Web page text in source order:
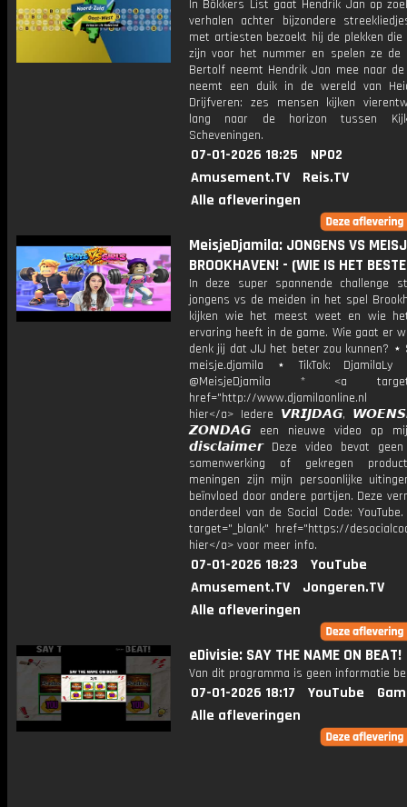
In Bökkers List gaat Hendrik Jan op
verhalen achter bijzondere
met artiesten bezoekt hij de plekken die
zijn voor het nummer en spelen ze de
Bertolf neemt Hendrik Jan mee naar
neemt een duik in de wereld van
Drijfveren: zes mensen kijken
lang naar de horizon tussen
Scheveningen.
07-01-2026 18:25
NPO2
Amusement.TV
Reis.TV
Alle afleveringen
MeisjeDjamila: JONGENS VS
BROOKHAVEN! - (WIE IS HET
In deze super spannende challenge
jongens vs de meiden in het spel
kijken wie het meest weet en wie
ervaring heeft in de game. Wie gaat er
denk jij dat JIJ het beter zou kunnen? ⋆
meisje.djamila ⋆ TikTok:
@MeisjeDjamila * <a
href="http://
hier</a> Iedere 𝙑𝙍𝙄𝙅𝘿𝘼𝙂,
𝙕𝙊𝙉𝘿𝘼𝙂 een nieuwe video op
𝙙𝙞𝙨𝙘𝙡𝙖𝙞𝙢𝙚𝙧 Deze video bevat geen
samenwerking of gekregen
meningen zijn mijn persoonlijke
beïnvloed door andere partijen. Deze
onderdeel van de Social Code:
target="_blank" href="https://
hier</a> voor meer info.
07-01-2026 18:23
YouTube
Amusement.TV
Jongeren.TV
Alle afleveringen
eDivisie: SAY THE NAME ON BEAT!
Van dit programma is geen informatie
07-01-2026 18:17 YouTube
Alle afleveringen